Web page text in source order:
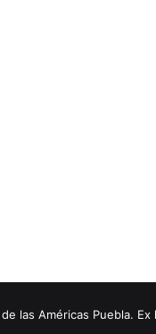
las Américas Puebla.